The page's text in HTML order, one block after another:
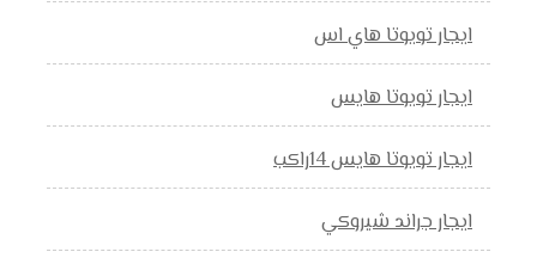
ايجار تويوتا هاي اس
ايجار تويوتا هايس
ايجار تويوتا هايس 14راكب
ايجار جراند شيروكي